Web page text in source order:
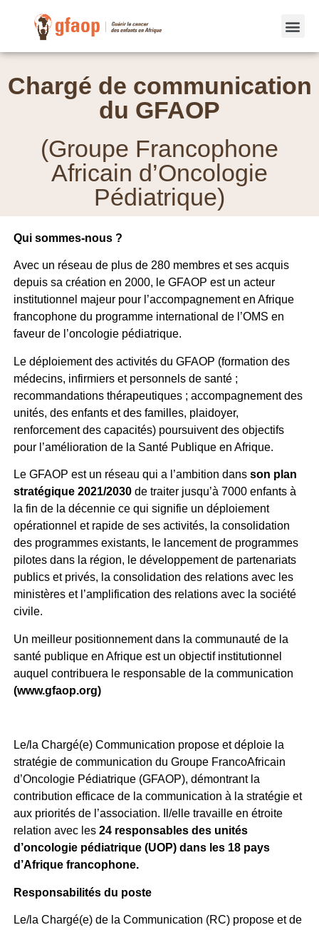
Chargé de communication
du GFAOP
(Groupe Francophone
Africain d’Oncologie
Pédiatrique)
Qui sommes-nous ?
Avec un réseau de plus de 280 membres et ses acquis
depuis sa création en 2000, le GFAOP est un acteur
institutionnel majeur pour l’accompagnement en Afrique
francophone du programme international de l’OMS en
faveur de l’oncologie pédiatrique.
Le déploiement des activités du GFAOP (formation des
médecins, infirmiers et personnels de santé ;
recommandations thérapeutiques ; accompagnement des
unités, des enfants et des familles, plaidoyer,
renforcement des capacités) poursuivent des objectifs
pour l’amélioration de la Santé Publique en Afrique.
Le GFAOP est un réseau qui a l’ambition dans son plan
stratégique 2021/2030de traiter jusqu’à 7000 enfants à
la fin de la décennie ce qui signifie un déploiement
opérationnel et rapide de ses activités, la consolidation
des programmes existants, le lancement de programmes
pilotes dans la région, le développement de partenariats
publics et privés, la consolidation des relations avec les
ministères et l’amplification des relations avec la société
civile.
Un meilleur positionnement dans la communauté de la
santé publique en Afrique est un objectif institutionnel
auquel contribuera le responsable de la communication
(www.gfaop.org)
Le/la Chargé(e) Communication propose et déploie la
stratégie de communication du Groupe FrancoAfricain
d’Oncologie Pédiatrique (GFAOP), démontrant la
contribution efficace de la communication à la stratégie et
aux priorités de l’association.
Il/elle travaille en étroite
relation avec les 24 responsables des unités
d’oncologie pédiatrique (UOP) dans les 18 pays
d’Afrique francophone.
Responsabilités du poste
Le/la Chargé(e) de la Communication (RC) propose et de